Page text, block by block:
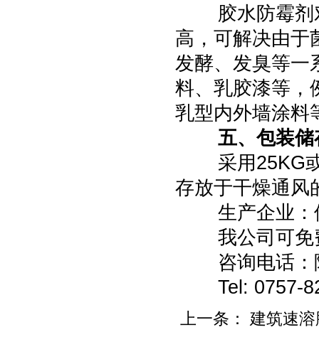
胶水防霉
高，可解决由于
发酵、发臭等一
料、乳胶漆等，
乳型内外墙涂料
五、包装储
采用25KG
存放于干燥通风
生产企业
我公司可
咨询电话
Tel: 0757-
上一条： 建筑速